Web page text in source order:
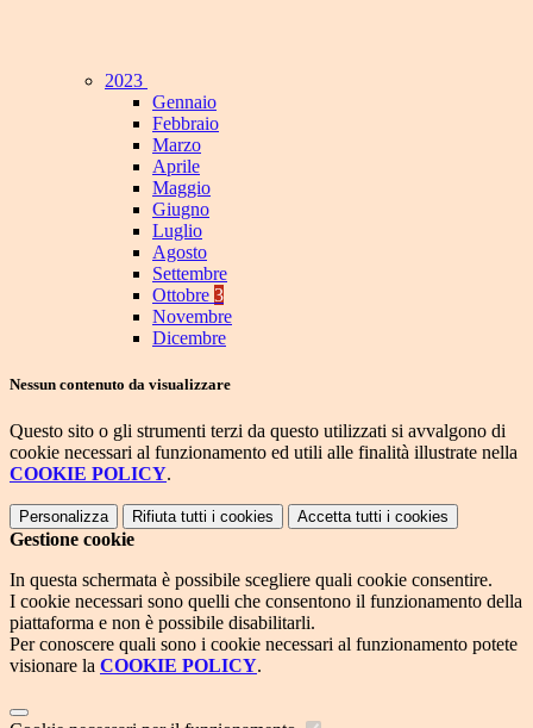
2023
Gennaio
Febbraio
Marzo
Aprile
Maggio
Giugno
Luglio
Agosto
Settembre
Ottobre 3
Novembre
Dicembre
Nessun contenuto da visualizzare
Questo sito o gli strumenti terzi da questo utilizzati si avvalgono di
cookie necessari al funzionamento ed utili alle finalità illustrate nella
COOKIE POLICY.
Personalizza Rifiuta tutti i cookies Accetta tutti i cookies
Gestione cookie
In questa schermata è possibile scegliere quali cookie consentire.
I cookie necessari sono quelli che consentono il funzionamento della
piattaforma e non è possibile disabilitarli.
Per conoscere quali sono i cookie necessari al funzionamento potete
visionare la COOKIE POLICY.